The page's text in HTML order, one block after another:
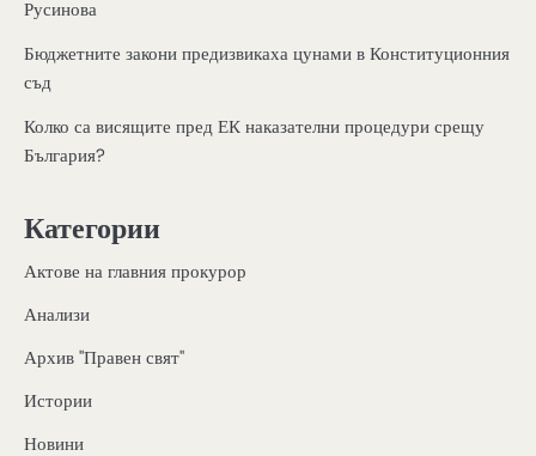
Русинова
Бюджетните закони предизвикаха цунами в Конституционния
съд
Колко са висящите пред ЕК наказателни процедури срещу
България?
Категории
Актове на главния прокурор
Анализи
Архив "Правен свят"
Истории
Новини